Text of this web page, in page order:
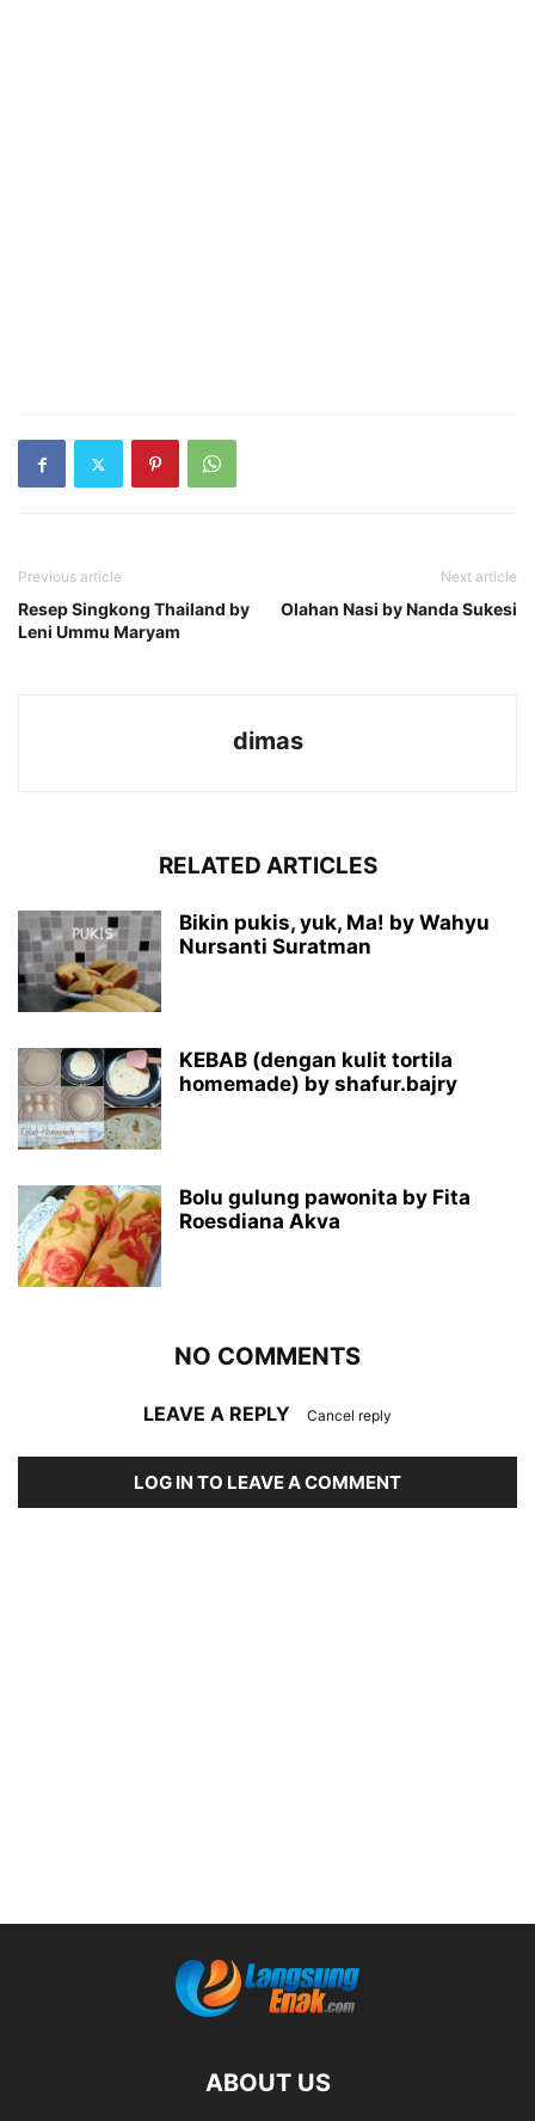
Previous article
Resep Singkong Thailand by
Leni Ummu Maryam
Next article
Olahan Nasi by Nanda Sukesi
dimas
RELATED ARTICLES
Bikin pukis, yuk, Ma! by Wahyu
Nursanti Suratman
KEBAB (dengan kulit tortila
homemade) by shafur.bajry
Bolu gulung pawonita by Fita
Roesdiana Akva
NO COMMENTS
LEAVE A REPLY Cancel reply
LOG IN TO LEAVE A COMMENT
ABOUT US